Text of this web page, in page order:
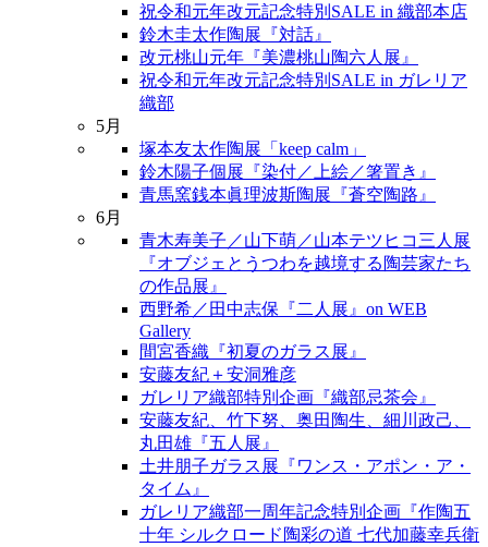
祝令和元年改元記念特別SALE in 織部本店
鈴木圭太作陶展『対話』
改元桃山元年『美濃桃山陶六人展』
祝令和元年改元記念特別SALE in ガレリア
織部
5月
塚本友太作陶展「keep calm」
鈴木陽子個展『染付／上絵／箸置き』
青馬窯銭本眞理波斯陶展『蒼空陶路』
6月
青木寿美子／山下萌／山本テツヒコ三人展
『オブジェとうつわを越境する陶芸家たち
の作品展』
西野希／田中志保『二人展』on WEB
Gallery
間宮香織『初夏のガラス展』
安藤友紀＋安洞雅彦
ガレリア織部特別企画『織部忌茶会』
安藤友紀、竹下努、奥田陶生、細川政己、
丸田雄『五人展』
土井朋子ガラス展『ワンス・アポン・ア・
タイム』
ガレリア織部一周年記念特別企画『作陶五
十年 シルクロード陶彩の道 七代加藤幸兵衛